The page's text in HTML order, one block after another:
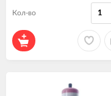
Кол-во